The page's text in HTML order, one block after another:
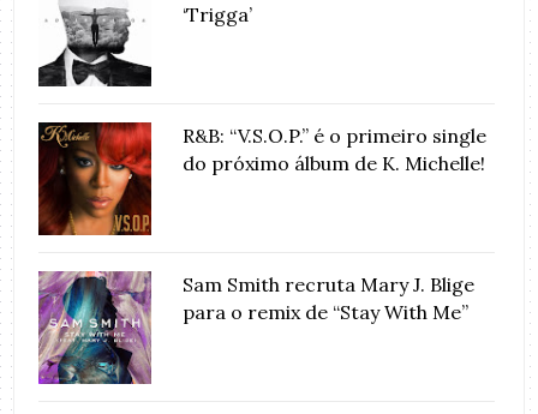
‘Trigga’
R&B: “V.S.O.P.” é o primeiro single
do próximo álbum de K. Michelle!
Sam Smith recruta Mary J. Blige
para o remix de “Stay With Me”